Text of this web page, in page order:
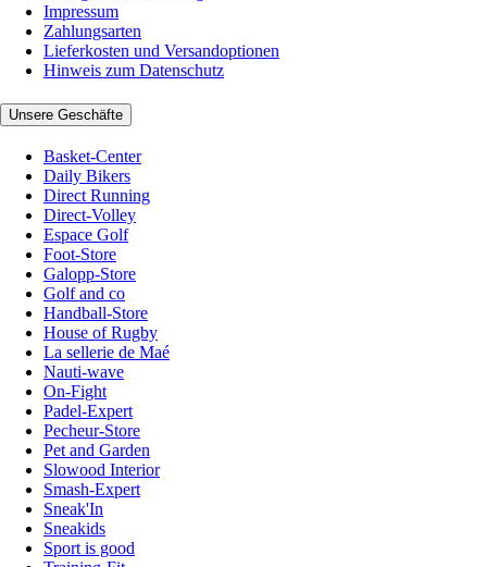
Impressum
Zahlungsarten
Lieferkosten und Versandoptionen
Hinweis zum Datenschutz
Unsere Geschäfte
Basket-Center
Daily Bikers
Direct Running
Direct-Volley
Espace Golf
Foot-Store
Galopp-Store
Golf and co
Handball-Store
House of Rugby
La sellerie de Maé
Nauti-wave
On-Fight
Padel-Expert
Pecheur-Store
Pet and Garden
Slowood Interior
Smash-Expert
Sneak'In
Sneakids
Sport is good